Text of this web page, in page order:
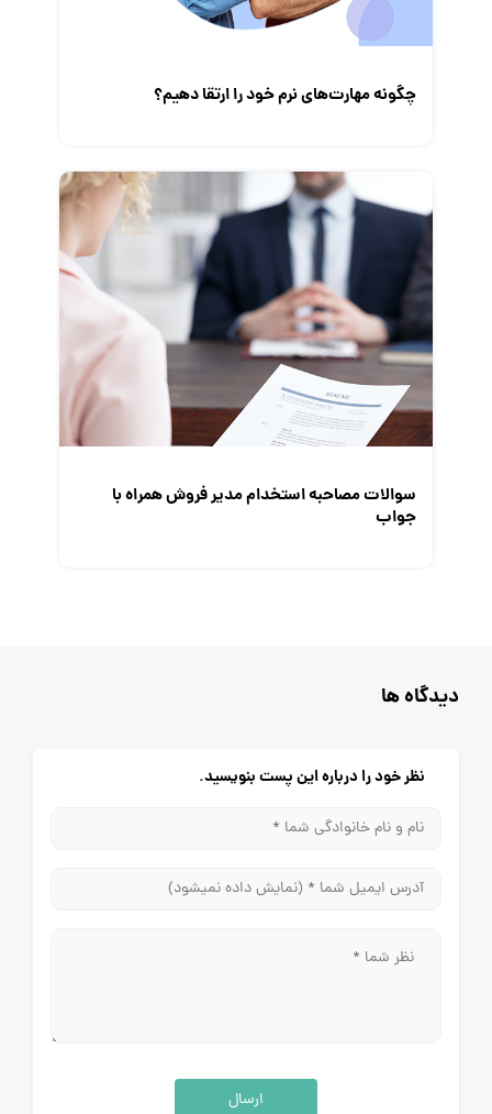
چگونه مهارت‌های نرم خود را ارتقا دهیم؟
سوالات مصاحبه استخدام مدیر فروش همراه با
جواب
دیدگاه ها
نظر خود را درباره این پست بنویسید.
ارسال